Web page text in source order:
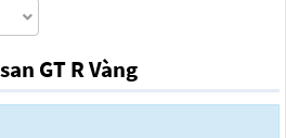
GT R Vàng